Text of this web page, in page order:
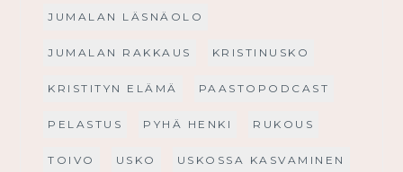
JUMALAN LÄSNÄOLO
JUMALAN RAKKAUS KRISTINUSKO
KRISTITYN ELÄMÄ PAASTOPODCAST
PELASTUS PYHÄ HENKI RUKOUS
TOIVO USKO USKOSSA KASVAMINEN